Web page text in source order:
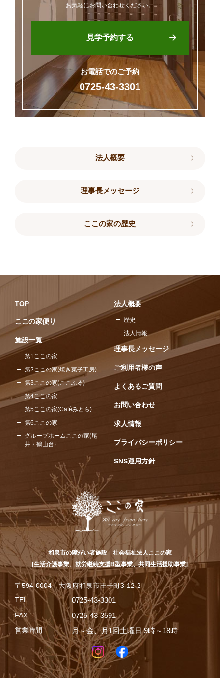
お気軽にお問い合わせください。
見学予約する
お電話でのご予約
0725-43-3301
法人概要
理事長メッセージ
ここの家の歴史
TOP
ここの家便り
施設一覧
第1ここの家
第2ここの家(焼き菓子工房)
第3ここの家(ここふる)
第4ここの家
第5ここの家(Caféみとら)
第6ここの家
グループホームここの家(尾
井・鶴山台)
法人概要
歴史
法人情報
理事長メッセージ
ご利用者様の声
よくあるご質問
お問い合わせ
求人情報
プライバシーポリシー
SNS運用方針
和泉市の障がい者施設 社会福祉法人ここの家
[生活介護事業、就労継続支援B型事業、共同生活援助事業]
〒594-0004 大阪府和泉市王子町3-12-2
TEL
0725-43-3301
FAX 0725-43-3591
営業時間 月～金、月1回土曜日 9時～18時